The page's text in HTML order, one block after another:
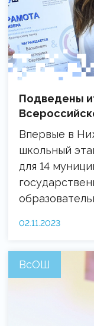
Подведены
Впервые в
школьный
для 14
02.11.2023
ВсОШ